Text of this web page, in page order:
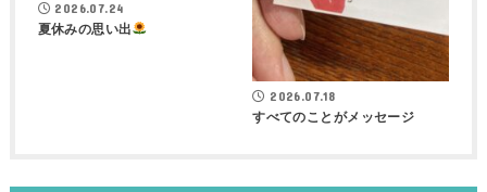
2026.07.24
夏休みの思い出
2026.07.18
すべてのことがメッセージ